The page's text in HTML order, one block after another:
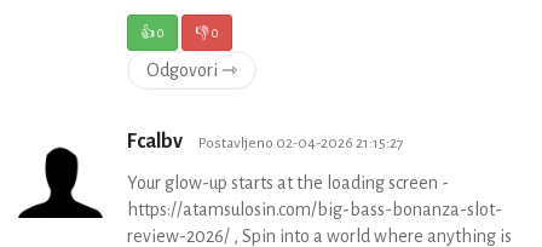
👍0 👎0
Odgovori ⇾
Fcalbv Postavljeno 02-04-2026 21:15:27
Your glow-up starts at the loading screen -
https://atamsulosin.com/big-bass-bonanza-slot-
review-2026/ , Spin into a world where anything is